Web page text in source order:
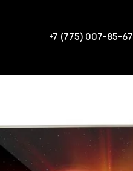
+7 (775) 007-85-67